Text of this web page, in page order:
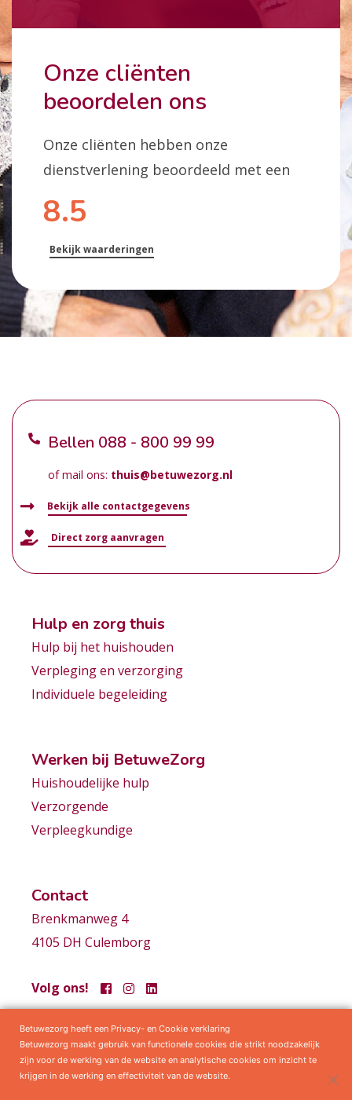
Onze cliënten
beoordelen ons
Onze cliënten hebben onze
dienstverlening beoordeeld met een
8.5
Bekijk waarderingen
Bellen 088 - 800 99 99
of mail ons: thuis@betuwezorg.nl
Bekijk alle contactgegevens
Direct zorg aanvragen
Hulp en zorg thuis
Hulp bij het huishouden
Verpleging en verzorging
Individuele begeleiding
Werken bij BetuweZorg
Huishoudelijke hulp
Verzorgende
Verpleegkundige
Contact
Brenkmanweg 4
4105 DH Culemborg
Volg ons!
Samenwerkingen Privacy statement Algemene voorwaarden
Betuwezorg heeft een Privacy- en Cookie verklaring
Betuwezorg maakt gebruik van functionele cookies die strikt noodzakelijk
zijn voor de werking van de website en analytische cookies om inzicht te
krijgen in de werking en effectiviteit van de website.